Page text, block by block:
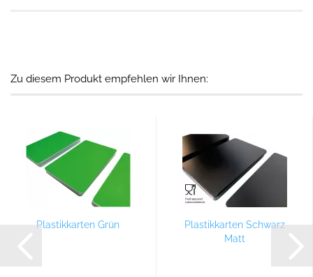
Zu diesem Produkt empfehlen wir Ihnen:
Plastikkarten Grün
Plastikkarten Schwarz
Matt